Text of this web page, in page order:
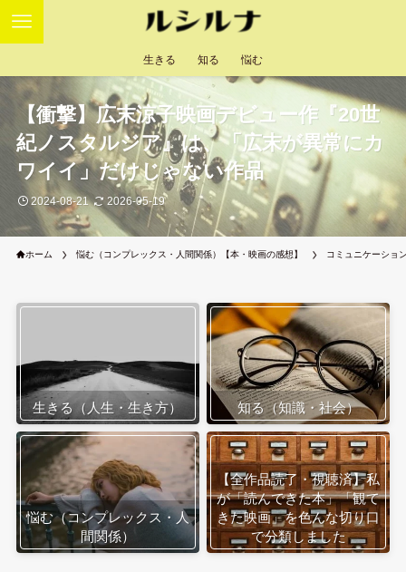
生きる 知る 悩む
【衝撃】広末涼子映画デビュー作『20世
紀ノスタルジア』は、「広末が異常にカ
ワイイ」だけじゃない作品
2024-08-21 2026-05-19
ホーム 悩む（コンプレックス・人間関係）【本・映画の感想】 コミュニケーショ
生きる（人生・生き方） 知る（知識・社会）
悩む（コンプレックス・人
間関係）
【全作品読了・視聴済】私
が「読んできた本」「観て
きた映画」を色んな切り口
で分類しました